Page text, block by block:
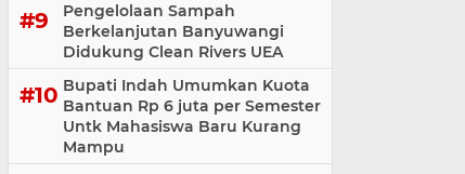
Pengelolaan Sampah
Berkelanjutan Banyuwangi
Didukung Clean Rivers UEA
Bupati Indah Umumkan Kuota
Bantuan Rp 6 juta per Semester
Untk Mahasiswa Baru Kurang
Mampu